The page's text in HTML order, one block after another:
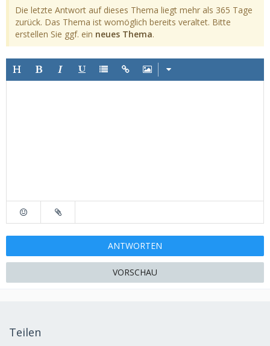
Die letzte Antwort auf dieses Thema liegt mehr als 365 Tage
zurück. Das Thema ist womöglich bereits veraltet. Bitte
erstellen Sie ggf. ein neues Thema.
ANTWORTEN
VORSCHAU
Teilen